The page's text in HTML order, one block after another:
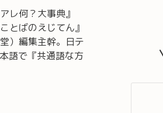
レ何？大事典』
とばのえじてん』
）編集主幹。日テ
語で『共通語な方